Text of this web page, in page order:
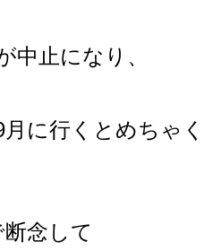
中止になり、
に行くとめちゃく
念して